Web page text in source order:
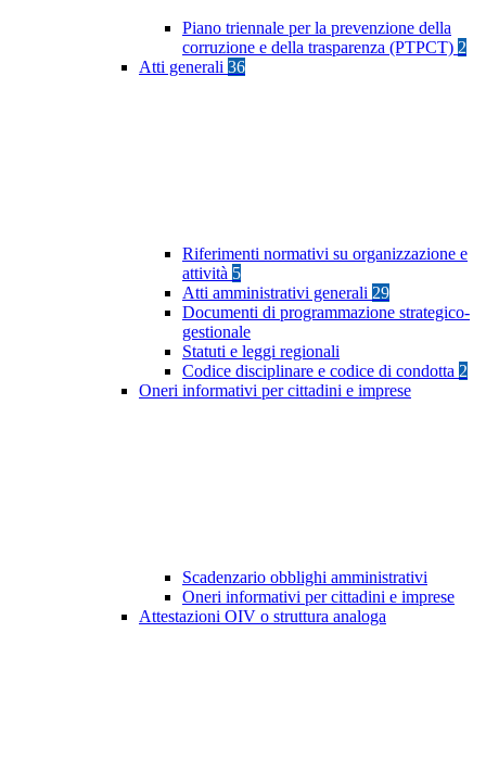
Piano triennale per la prevenzione della
corruzione e della trasparenza (PTPCT) 2
Atti generali 36
Riferimenti normativi su organizzazione e
attività 5
Atti amministrativi generali 29
Documenti di programmazione strategico-
gestionale
Statuti e leggi regionali
Codice disciplinare e codice di condotta 2
Oneri informativi per cittadini e imprese
Scadenzario obblighi amministrativi
Oneri informativi per cittadini e imprese
Attestazioni OIV o struttura analoga